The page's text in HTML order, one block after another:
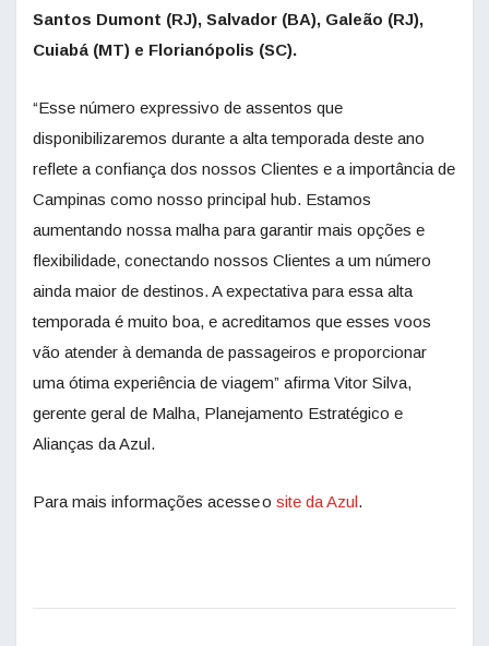
Santos Dumont (RJ), Salvador (BA), Galeão (RJ),
Cuiabá (MT) e Florianópolis (SC).
“Esse número expressivo de assentos que
disponibilizaremos durante a alta temporada deste ano
reflete a confiança dos nossos Clientes e a importância de
Campinas como nosso principal hub. Estamos
aumentando nossa malha para garantir mais opções e
flexibilidade, conectando nossos Clientes a um número
ainda maior de destinos. A expectativa para essa alta
temporada é muito boa, e acreditamos que esses voos
vão atender à demanda de passageiros e proporcionar
uma ótima experiência de viagem” afirma Vitor Silva,
gerente geral de Malha, Planejamento Estratégico e
Alianças da Azul.
Para mais informações acesse o site da Azul.